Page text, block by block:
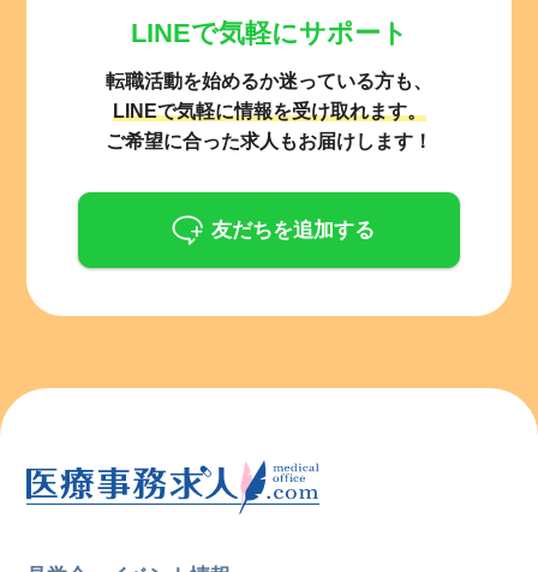
LINEで気軽にサポート
転職活動を始めるか迷っている方も、
LINEで気軽に情報を受け取れます。
ご希望に合った求人もお届けします！
友だちを追加する